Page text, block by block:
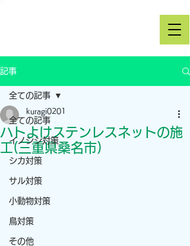
記事
全ての記事
イノシシ対策
シカ対策
サル対策
小動物対策
鳥対策
その他
全ての記事
ハトよけステンレスネットの施
工(三重県桑名市)
kuragi0201